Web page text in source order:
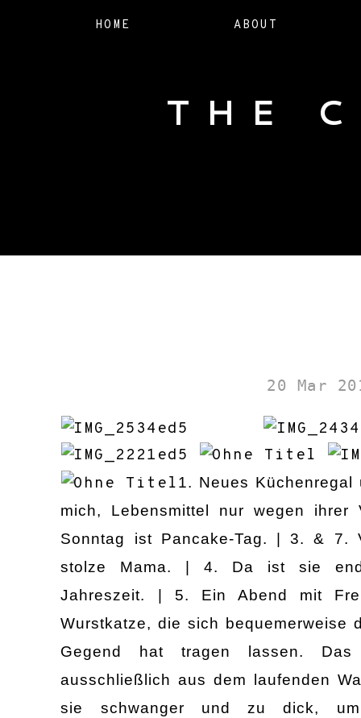
HOME ABOUT
THE
20 Mar
1. Neues
mich, Lebensmittel nur wegen
Sonntag ist Pancake-Tag. | 3. & 7.
stolze Mama. | 4. Da ist sie
Jahreszeit. | 5. Ein Abend mit
Wurstkatze, die sich bequemerweise
Gegend hat tragen lassen.
ausschließlich aus dem laufenden
sie schwanger und zu dick,